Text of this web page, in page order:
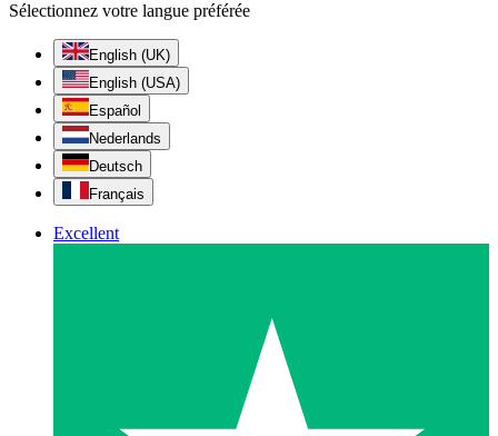
Sélectionnez votre langue préférée
English (UK)
English (USA)
Español
Nederlands
Deutsch
Français
Excellent